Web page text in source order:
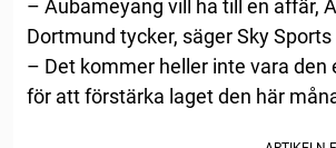
– Aubameyang vill ha till en affär,
Dortmund tycker, säger Sky Sports
– Det kommer heller inte vara den
för att förstärka laget den här